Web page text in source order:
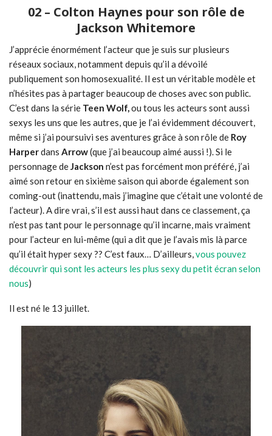
02 – Colton Haynes pour son rôle de
Jackson Whitemore
J’apprécie énormément l’acteur que je suis sur plusieurs
réseaux sociaux, notamment depuis qu’il a dévoilé
publiquement son homosexualité. Il est un véritable modèle et
n’hésites pas à partager beaucoup de choses avec son public.
C’est dans la série Teen Wolf,ou tous les acteurs sont aussi
sexys les uns que les autres, que je l’ai évidemment découvert,
même si j’ai poursuivi ses aventures grâce à son rôle de Roy
Harperdans Arrow(que j’ai beaucoup aimé aussi !). Si le
personnage deJackson n’est pas forcément mon préféré, j’ai
aimé son retour en sixième saison qui aborde également son
coming-out (inattendu, mais j’imagine que c’était une volonté de
l’acteur). A dire vrai, s’il est aussi haut dans ce classement, ça
n’est pas tant pour le personnage qu’il incarne, mais vraiment
pour l’acteur en lui-même (qui a dit que je l’avais mis là parce
qu’il était hyper sexy ?? C’est faux… D’ailleurs,vous pouvez
découvrir qui sont les acteurs les plus sexy du petit écran selon
nous)
Il est né le 13 juillet.